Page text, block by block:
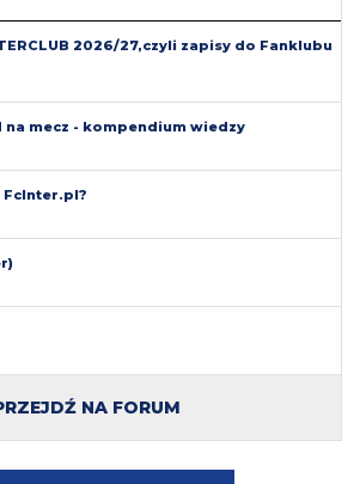
2026/27,czyli zapisy do Fanklubu
na mecz - kompendium wiedzy
FcInter.pl?
NA FORUM